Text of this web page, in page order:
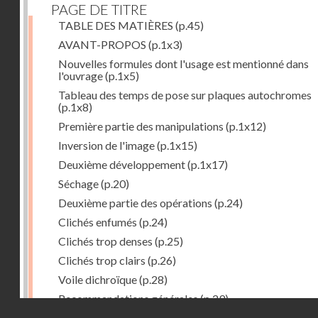
PAGE DE TITRE
TABLE DES MATIÈRES (p.45)
AVANT-PROPOS (p.1x3)
Nouvelles formules dont l'usage est mentionné dans
l'ouvrage(p.1x5)
Tableau des temps de pose sur plaques autochromes
(p.1x8)
Première partie des manipulations (p.1x12)
Inversion de l'image(p.1x15)
Deuxième développement(p.1x17)
Séchage(p.20)
Deuxième partie des opérations (p.24)
Clichés enfumés (p.24)
Clichés trop denses (p.25)
Clichés trop clairs (p.26)
Voile dichroïque(p.28)
Recommandations générales(p.29)